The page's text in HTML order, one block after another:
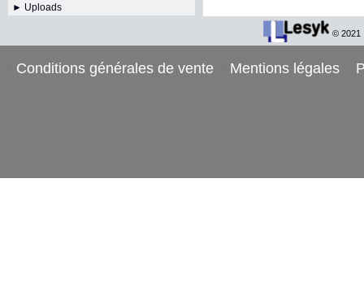
► Uploads
© 2021
Conditions générales de vente Mentions légales